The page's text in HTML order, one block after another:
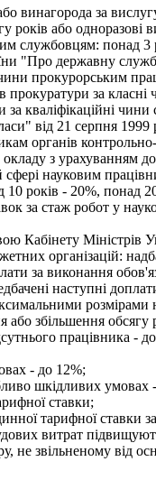
винагорода за
років або
службовцям: понад 3
"Про державну
чини прокурорським
прокуратури за
за кваліфікаційні
від 21 серпня 1999
органів
з урахуванням
науковим
років - 20%, понад
за стаж робот у
Кабінету
організацій:
за виконання
наступні
розмірами
збільшення обсягу
працівника -
- до 12%;
шкідливих умовах
ставки;
тарифної ставки
витрат
звільненому від